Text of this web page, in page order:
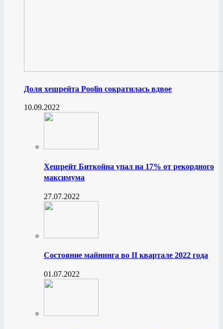
Доля хешрейта Poolin сократилась вдвое
10.09.2022
Хешрейт Биткойна упал на 17% от рекордного
максимума
27.07.2022
Состояние майнинга во II квартале 2022 года
01.07.2022